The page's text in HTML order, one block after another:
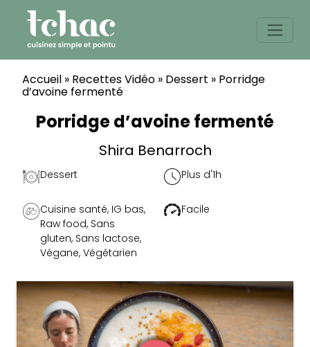
content
Accueil » Recettes Vidéo » Dessert » Porridge
d’avoine fermenté
Porridge d’avoine fermenté
Shira Benarroch
Dessert Plus d'1h
Cuisine santé, IG bas,
Raw food, Sans
gluten, Sans lactose,
Végane, Végétarien
Facile